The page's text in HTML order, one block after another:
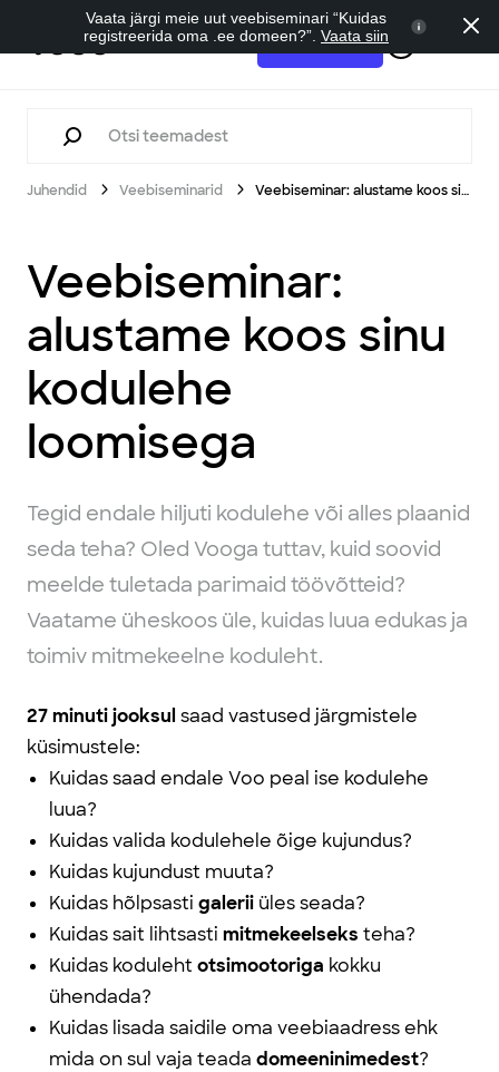
Tugi Alusta tasuta
Juhendid Veebiseminarid Veebiseminar: alustame koos sinu kodulehe loomisega
Veebiseminar:
alustame koos sinu
kodulehe
loomisega
Tegid endale hiljuti kodulehe või alles plaanid
seda teha? Oled Vooga tuttav, kuid soovid
meelde tuletada parimaid töövõtteid?
Vaatame üheskoos üle, kuidas luua edukas ja
toimiv mitmekeelne koduleht.
27 minuti jooksul saad vastused järgmistele
küsimustele:
Kuidas saad endale Voo peal ise kodulehe
luua?
Kuidas valida kodulehele õige kujundus?
Kuidas kujundust muuta?
Kuidas hõlpsasti galerii üles seada?
Kuidas sait lihtsasti mitmekeelseks teha?
Kuidas koduleht otsimootoriga kokku
ühendada?
Kuidas lisada saidile oma veebiaadress ehk
mida on sul vaja teada domeeninimedest?
Vaata järgi meie uut veebiseminari “Kuidas
registreerida oma .ee domeen?”. Vaata siin